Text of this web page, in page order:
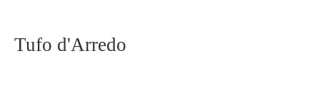
Tufo d'Arredo